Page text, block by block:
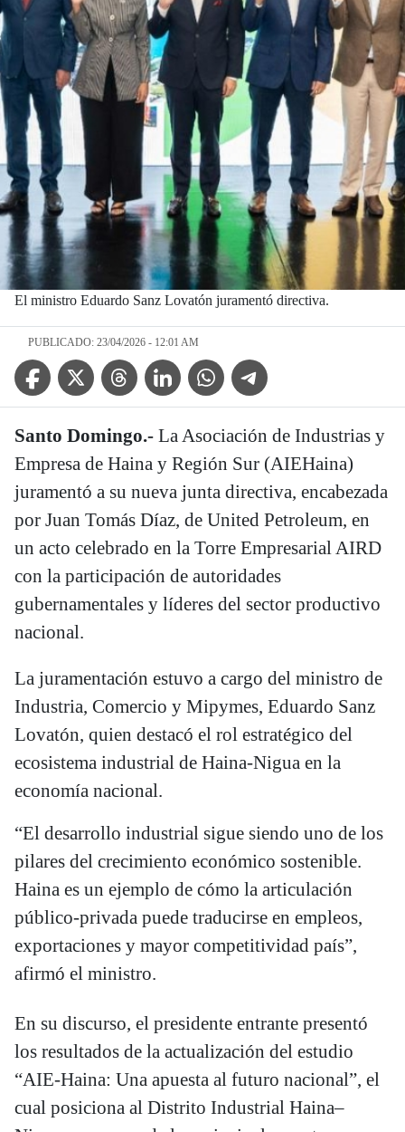
El ministro Eduardo Sanz Lovatón juramentó directiva.
PUBLICADO: 23/04/2026 - 12:01 AM
Facebook IconTwitter IconThreads IconLinkedin IconWhatsApp IconTelegram Icon
Santo Domingo.- La Asociación de Industrias y
Empresa de Haina y Región Sur (AIEHaina)
juramentó a su nueva junta directiva, encabezada
por Juan Tomás Díaz, de United Petroleum, en
un acto celebrado en la Torre Empresarial AIRD
con la participación de autoridades
gubernamentales y líderes del sector productivo
nacional.
La juramentación estuvo a cargo del ministro de
Industria, Comercio y Mipymes, Eduardo Sanz
Lovatón, quien destacó el rol estratégico del
ecosistema industrial de Haina-Nigua en la
economía nacional.
“El desarrollo industrial sigue siendo uno de los
pilares del crecimiento económico sostenible.
Haina es un ejemplo de cómo la articulación
público-privada puede traducirse en empleos,
exportaciones y mayor competitividad país”,
afirmó el ministro.
En su discurso, el presidente entrante presentó
los resultados de la actualización del estudio
“AIE-Haina: Una apuesta al futuro nacional”, el
cual posiciona al Distrito Industrial Haina–